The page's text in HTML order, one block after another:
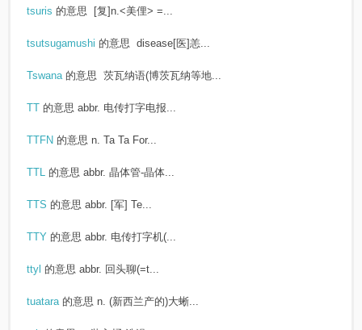
tsuris 的意思 [复]n.<美俚> =...
tsutsugamushi 的意思 disease[医]恙...
Tswana 的意思 茨瓦纳语(博茨瓦纳等地...
TT 的意思 abbr. 电传打字电报...
TTFN 的意思 n. Ta Ta For...
TTL 的意思 abbr. 晶体管-晶体...
TTS 的意思 abbr. [军] Te...
TTY 的意思 abbr. 电传打字机(...
ttyl 的意思 abbr. 回头聊(=t...
tuatara 的意思 n. (新西兰产的)大蜥...